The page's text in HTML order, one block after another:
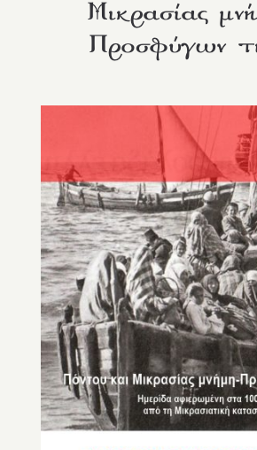
Μικρασίας
Προσφύγων